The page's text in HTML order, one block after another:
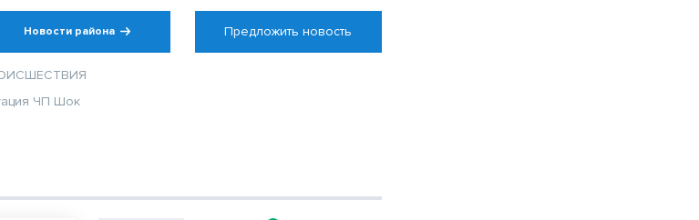
Новости района Предложить новость
ЧП Шок